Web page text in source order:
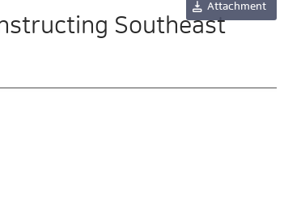
Southeast
Attachment